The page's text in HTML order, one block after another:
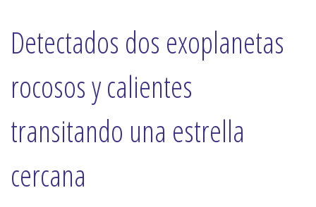
Detectados dos exoplanetas
rocosos y calientes
transitando una estrella
cercana